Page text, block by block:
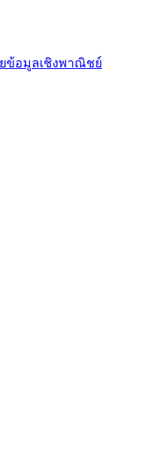
ยข้อมูลเชิงพาณิชย์